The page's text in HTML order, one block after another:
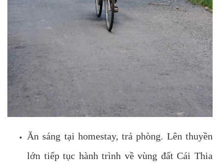
Ăn sáng tại homestay, trả phòng. Lên thuyền
lớn tiếp tục hành trình về vùng đất Cái Thia